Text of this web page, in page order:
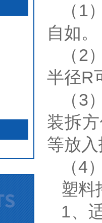
（1
自如。
（2
半径R
（3
装拆
等放
（4
塑料
1、